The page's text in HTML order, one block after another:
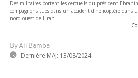
Des militaires portent les cercueils du président
compagnons tués dans un accident d'hélicoptère dans
nord-ouest de l'Iran
-
By Ali Bamba
Dernière MAJ: 13/08/2024